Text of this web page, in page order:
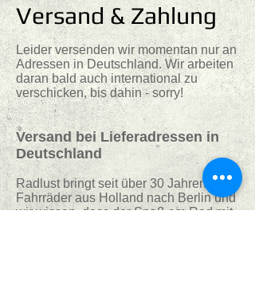
Versand & Zahlung
Leider versenden wir momentan nur an
Adressen in Deutschland. Wir arbeiten
daran bald auch international zu
verschicken, bis dahin - sorry!
Versand bei Lieferadressen in
Deutschland
Radlust bringt seit über 30 Jahren
Fahrräder aus Holland nach Berlin und
wir wissen, dass der Spaß am Rad mit